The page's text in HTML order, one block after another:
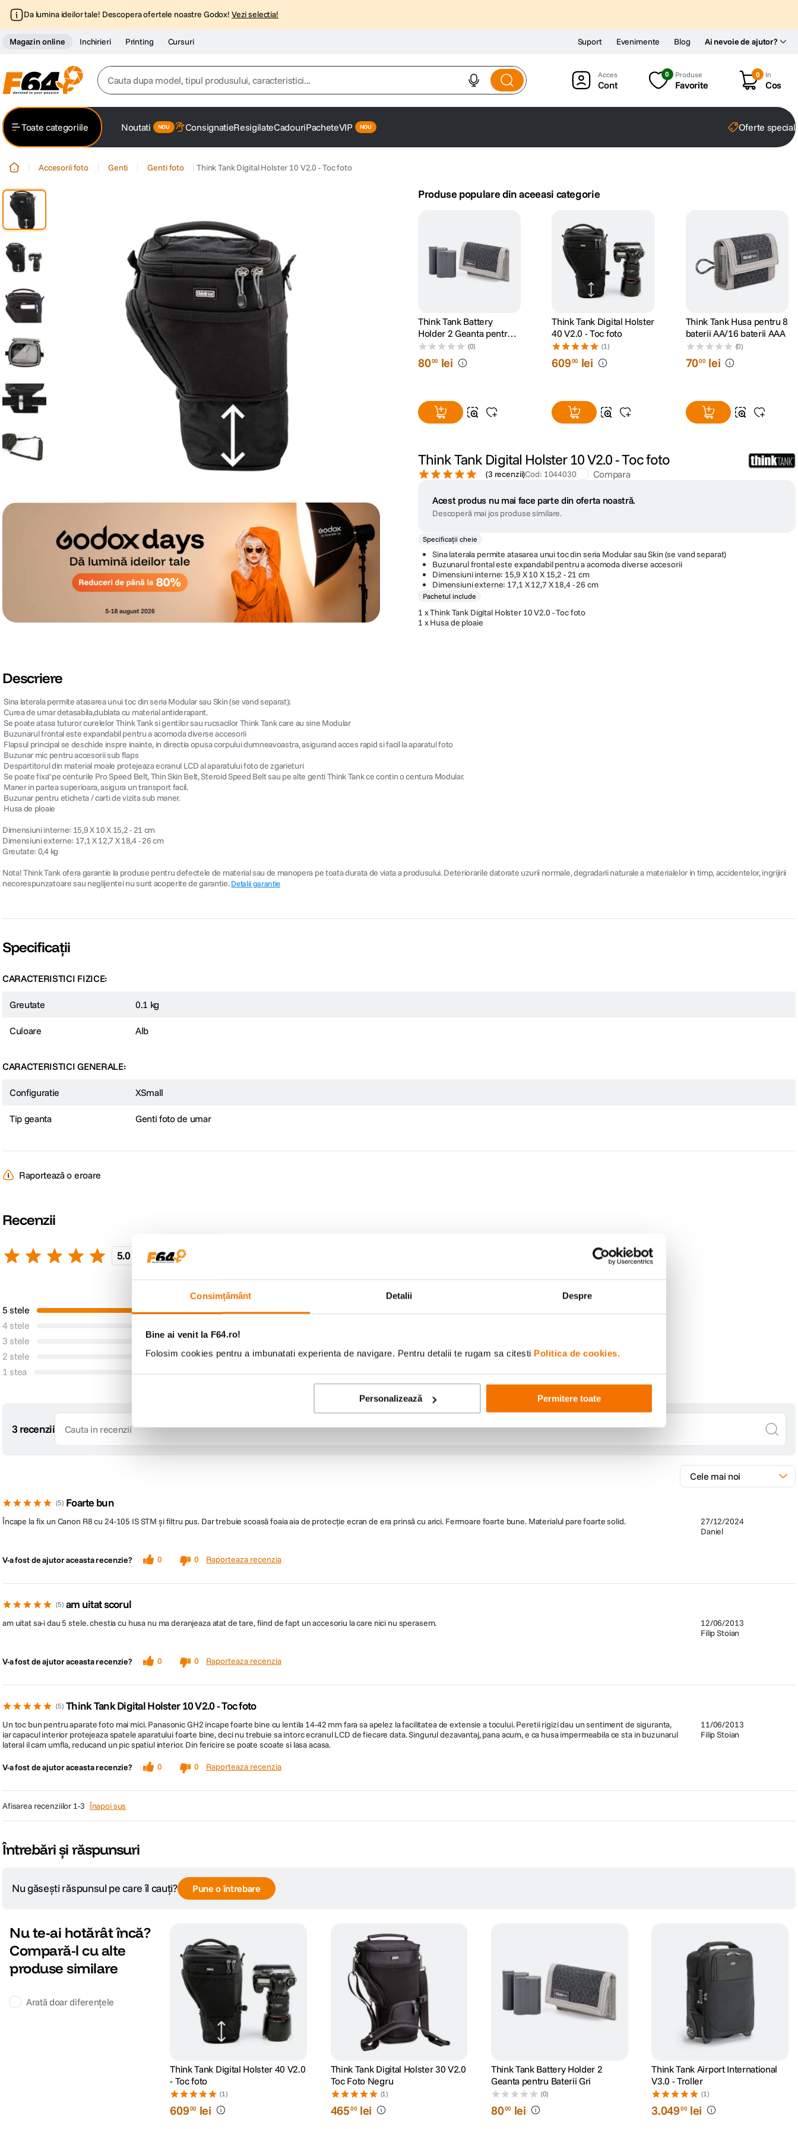
Consimțământ Detalii Despre
Bine ai venit la F64.ro!
Folosim cookies pentru a imbunatati experienta de navigare. Pentru detalii te rugam sa citesti Politica de cookies.
Personalizează Permitere toate
Da lumina ideilor tale! Descopera ofertele noastre Godox! Vezi selectia!
Magazin online Inchirieri Printing Cursuri Ai nevoie de ajutor?
Suport Evenimente Blog
Cauta dupa model, tipul produsului, caracteristici...
2. trepied
peak design
. canon sx740 hs
lavaliera
7. card memorie
dji mic mini
dji osmo
insta 360
Cont
0 Produse
Favorite
0 In
Cos
Toate categoriile Noutati ConsignatieResigilateCadouriPacheteVIP Oferte
Accesorii foto Genti Genti foto Think Tank Digital Holster 10 V2.0 - Toc foto
Produse populare din aceeasi categorie
Think Tank Battery
Holder 2 Geanta pentru
Baterii Gri
(0)
8000 lei
Think Tank Digital Holster
40 V2.0 - Toc foto
(1)
60900 lei
Think Tank Husa pentru 8
baterii AA/16 baterii AAA
(0)
7000 lei
Think Tank Digital Holster 10 V2.0 - Toc foto
(3 recenzii)Cod: 1044030 Compara
Acest produs nu mai face parte din oferta noastră.
Descoperă mai jos produse similare.
Specificații cheie
Sina laterala permite atasarea unui toc din seria Modular sau Skin (se vand separat)
Buzunarul frontal este expandabil pentru a acomoda diverse accesorii
Dimensiuni interne: 15,9 X 10 X 15,2 - 21 cm
Dimensiuni externe: 17,1 X 12,7 X 18,4 - 26 cm
Pachetul include
1 x Think Tank Digital Holster 10 V2.0 - Toc foto
1 x Husa de ploaie
Descriere
 Sina laterala permite atasarea unui toc din seria Modular sau Skin (se vand separat);
 Curea de umar detasabila,dublata cu material antiderapant.
 Se poate atasa tuturor curelelor Think Tank si gentilor sau rucsacilor Think Tank care au sine Modular
 Buzunarul frontal este expandabil pentru a acomoda diverse accesorii
 Flapsul principal se deschide inspre inainte, in directia opusa corpului dumneavoastra, asigurand acces rapid si facil la aparatul foto
 Buzunar mic pentru accesorii sub flaps
 Despartitorul din material moale protejeaza ecranul LCD al aparatului foto de zgarieturi
 Se poate fixa"pe centurile Pro Speed Belt, Thin Skin Belt, Steroid Speed Belt sau pe alte genti Think Tank ce contin o centura Modular.
 Maner in partea superioara, asigura un transport facil.
 Buzunar pentru eticheta / carti de vizita sub maner.
 Husa de ploaie
Dimensiuni interne: 15,9 X 10 X 15,2 - 21 cm
Dimensiuni externe: 17,1 X 12,7 X 18,4 - 26 cm
Greutate: 0,4 kg
Nota! Think Tank ofera garantie la produse pentru defectele de material sau de manopera pe toata durata de viata a produsului. Deteriorarile datorate uzurii normale, degradarii naturale a materialelor in timp, accidentelor, ingrijirii
necorespunzatoare sau neglijentei nu sunt acoperite de garantie.Detalii garantie
Specificații
CARACTERISTICI FIZICE:
Greutate 0.1 kg
Culoare Alb
CARACTERISTICI GENERALE:
Configuratie XSmall
Tip geanta Genti foto de umar
Raportează o eroare
Recenzii
5.0 3 recenzii Scrie o recenzie
5 stele
4 stele
3 stele 0
2 stele 0
1 stea
Pro Contra
3 recenzii
5 Foarte bun
27/12/2024
Daniel
Încape la fix un Canon R8 cu 24-105 IS STM și filtru pus. Dar trebuie scoasă foaia aia de protecție ecran de era prinsă cu arici. Fermoare foarte bune. Materialul pare foarte solid.
V-a fost de ajutor aceasta recenzie? 0 0 Raporteaza recenzia
5 am uitat scorul
12/06/2013
Filip Stoian
am uitat sa-i dau 5 stele. chestia cu husa nu ma deranjeaza atat de tare, fiind de fapt un accesoriu la care nici nu sperasem.
V-a fost de ajutor aceasta recenzie? 0 0 Raporteaza recenzia
5 Think Tank Digital Holster 10 V2.0 - Toc foto
11/06/2013
Filip Stoian
Un toc bun pentru aparate foto mai mici. Panasonic GH2 incape foarte bine cu lentila 14-42 mm fara sa apelez la facilitatea de extensie a tocului. Peretii rigizi dau un sentiment de siguranta,
iar capacul interior protejeaza spatele aparatului foarte bine, deci nu trebuie sa intorc ecranul LCD de fiecare data. Singurul dezavantaj, pana acum, e ca husa impermeabila ce sta in buzunarul
lateral il cam umfla, reducand un pic spatiul interior. Din fericire se poate scoate si lasa acasa.
V-a fost de ajutor aceasta recenzie? 0 0 Raporteaza recenzia
afisarea recenziilor 1-3 Înapoi sus
Întrebări și răspunsuri
Nu găsești răspunsul pe care îl cauți? Pune o întrebare
Nu te-ai hotărât încă?
Compară-l cu alte
produse similare
Arată doar diferențele
Think Tank Digital Holster 40 V2.0
- Toc foto
(1)
60900 lei
Think Tank Digital Holster 30 V2.0
Toc Foto Negru
(1)
46500 lei
Think Tank Battery Holder 2
Geanta pentru Baterii Gri
(0)
8000 lei
Think Tank Airport International
V3.0 - Troller
(1)
3.04900 lei